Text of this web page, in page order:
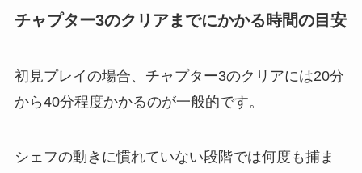
チャプター3のクリアまでにかかる時間の目安
初見プレイの場合、チャプター3のクリアには20分
から40分程度かかるのが一般的です。
シェフの動きに慣れていない段階では何度も捕ま